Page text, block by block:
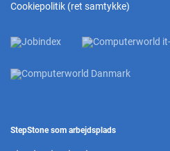
Cookiepolitik (ret samtykke)
StepStone som arbejdsplads